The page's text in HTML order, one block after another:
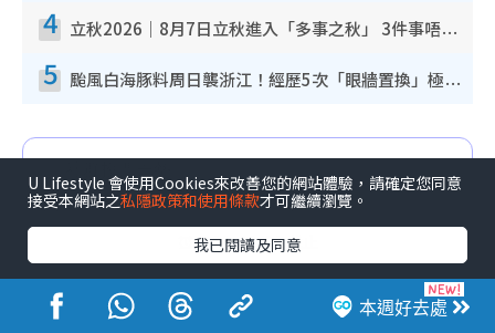
4 立秋2026｜8月7日立秋進入「多事之秋」 3件事唔做得！專家教6招開運 清枱頭／銀包納氣接好運
5 颱風白海豚料周日襲浙江！經歷5次「眼牆置換」極罕見 成登陸內地最長途颱風
本週好去處
U Lifestyle 會使用Cookies來改善您的網站體驗，請確定您同意
接受本網站之私隱政策和使用條款才可繼續瀏覽。
我已閱讀及同意